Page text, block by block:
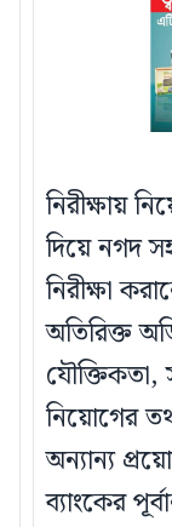
নিরীক্ষায়
দিয়ে নগদ
নিরীক্ষা
অতিরিক্ত
যৌক্তিকতা,
নিয়োগের
অন্যান্য
ব্যাংকের